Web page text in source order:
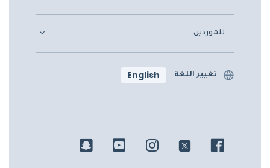
للموردين
تغيير اللغة English